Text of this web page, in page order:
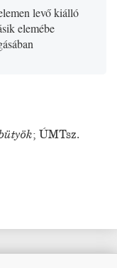
levő kiálló
elemébe
; ÚMTsz.